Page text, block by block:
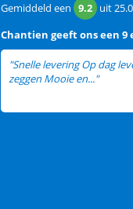
Gemiddeld een 9.2 uit
Chantien geeft ons een 9
"Snelle levering Op dag
zeggen Mooie en..."